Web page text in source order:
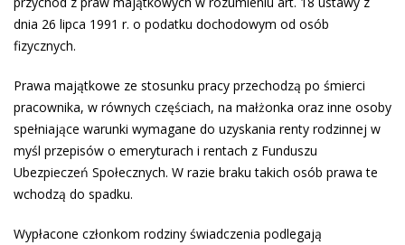
dnia 26 lipca 1991 r. o podatku dochodowym od osób
fizycznych.
Prawa majątkowe ze stosunku pracy przechodzą po śmierci
pracownika, w równych częściach, na małżonka oraz inne osoby
spełniające warunki wymagane do uzyskania renty rodzinnej w
myśl przepisów o emeryturach i rentach z Funduszu
Ubezpieczeń Społecznych. W razie braku takich osób prawa te
wchodzą do spadku.
Wypłacone członkom rodziny świadczenia podlegają